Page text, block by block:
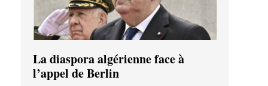
La diaspora algérienne face à
l’appel de Berlin